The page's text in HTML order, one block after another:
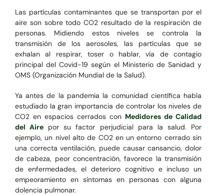
Las partículas contaminantes que se transportan por el
aire son sobre todo CO2 resultado de la respiración de
personas. Midiendo estos niveles se controla la
transmisión de los aerosoles, las partículas que se
exhalan al respirar, toser o hablar, vía de contagio
principal del Covid-19 según el Ministerio de Sanidad y
OMS (Organización Mundial de la Salud).
Ya antes de la pandemia la comunidad científica había
estudiado la gran importancia de controlar los niveles de
CO2 en espacios cerrados con Medidores de Calidad
del Aire por su factor perjudicial para la salud. Por
ejemplo, un nivel alto de CO2 en un entorno cerrado sin
una correcta ventilación, puede causar cansancio, dolor
de cabeza, peor concentración, favorece la transmisión
de enfermedades, el deterioro cognitivo e incluso un
empeoramiento en síntomas en personas con alguna
dolencia pulmonar.